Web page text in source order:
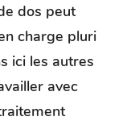
dos peut
charge pluri
ici les autres
avec